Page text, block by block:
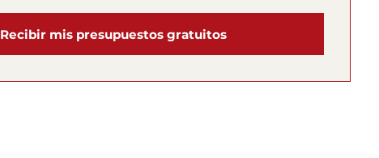
Recibir mis presupuestos gratuitos